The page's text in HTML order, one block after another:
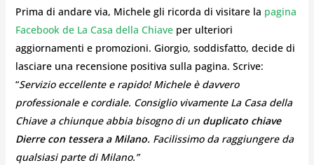
Prima di andare via, Michele gli ricorda di visitare la pagina
Facebook de La Casa della Chiaveper ulteriori
aggiornamenti e promozioni. Giorgio, soddisfatto, decide di
lasciare una recensione positiva sulla pagina. Scrive:
“Servizio eccellente e rapido! Michele è davvero
professionale e cordiale. Consiglio vivamente La Casa della
Chiave a chiunque abbia bisogno di un duplicato chiave
Dierre con tessera a Milano. Facilissimo da raggiungere da
qualsiasi parte di Milano.”